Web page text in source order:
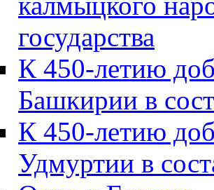
государства
К 450-летию
Башкирии в
К 450-летию
Удмуртии в